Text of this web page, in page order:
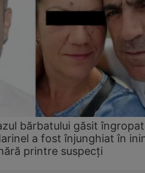
bărbatului găsit
a fost înjunghiat în
printre suspecți